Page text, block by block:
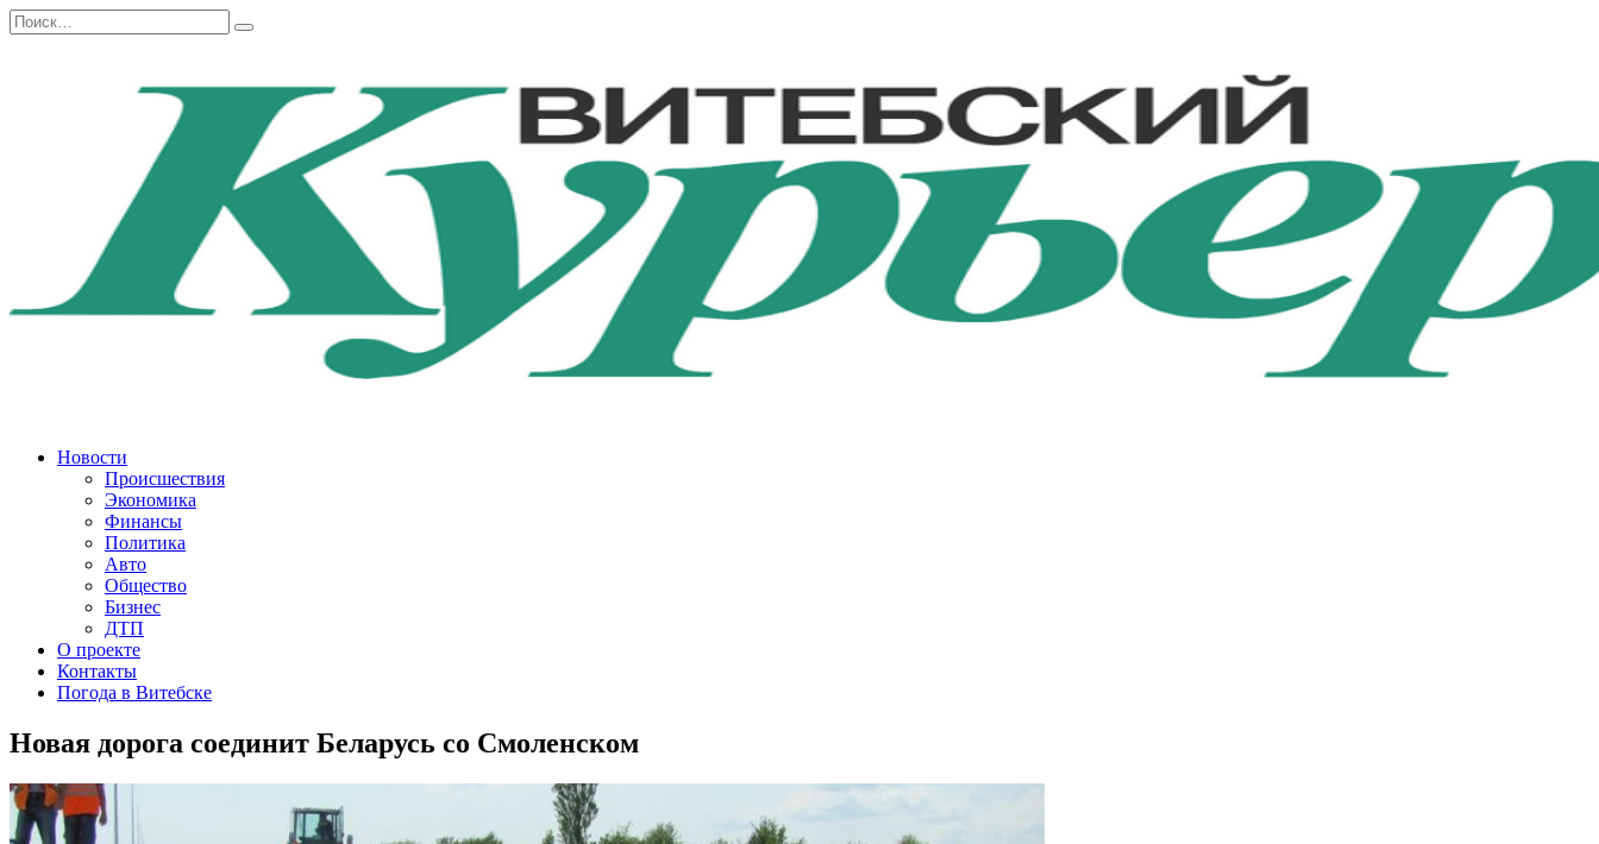
Перейти
к
Search
for:
Новости
Происшествия
Экономика
Финансы
Политика
Авто
Общество
Бизнес
ДТП
О проекте
Контакты
Погода в Витебске
Новая дорога соединит Беларусь со Смоленском